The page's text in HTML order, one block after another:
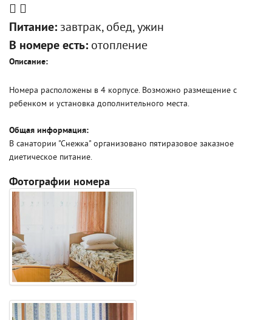
Питание: завтрак, обед, ужин
В номере есть: отопление
Описание:
Номера расположены в 4 корпусе. Возможно размещение с
ребенком и установка дополнительного места.
Общая информация:
В санатории "Снежка" организовано пятиразовое заказное
диетическое питание.
Фотографии номера